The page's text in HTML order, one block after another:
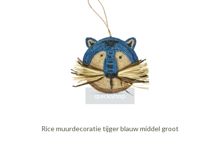
quickshop
Rice muurdecoratie tijger blauw middel groot